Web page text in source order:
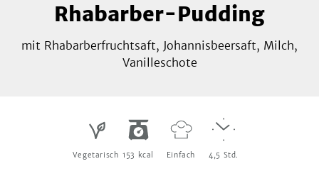
Rhabarber-Pudding
mit Rhabarberfruchtsaft, Johannisbeersaft, Milch,
Vanilleschote
Vegetarisch 153 kcal Einfach 4,5 Std.